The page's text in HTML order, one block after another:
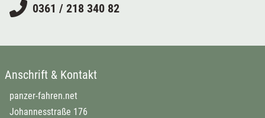
0361 / 218 340 82
Anschrift & Kontakt
panzer-fahren.net
Johannesstraße 176